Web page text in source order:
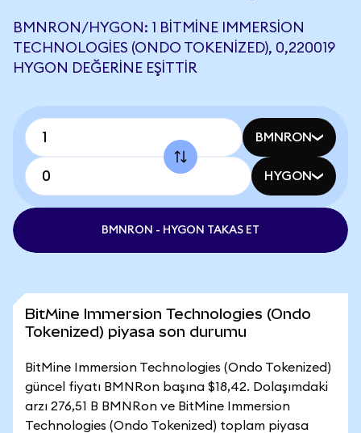
BMNRON/HYGON: 1 BITMINE IMMERSION
TECHNOLOGIES (ONDO TOKENIZED), 0,220019
HYGON DEĞERINE EŞITTIR
BMNRON
HYGON
BMNRON - HYGON TAKAS ET
BitMine Immersion Technologies (Ondo
Tokenized) piyasa son durumu
BitMine Immersion Technologies (Ondo Tokenized)
güncel fiyatı BMNRon başına $18,42. Dolaşımdaki
arzı 276,51 B BMNRon ve BitMine Immersion
Technologies (Ondo Tokenized) toplam piyasa